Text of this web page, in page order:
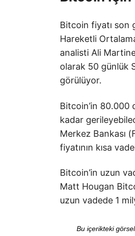
Bitcoin fiyatı son
Hareketli
analisti Ali
olarak 50 günlük
görülüyor.
Bitcoin’in 80.000
kadar
Merkez Bankası
fiyatının kısa
Bitcoin’in uzun
Matt Hougan
uzun vadede 1
Bu içerikteki